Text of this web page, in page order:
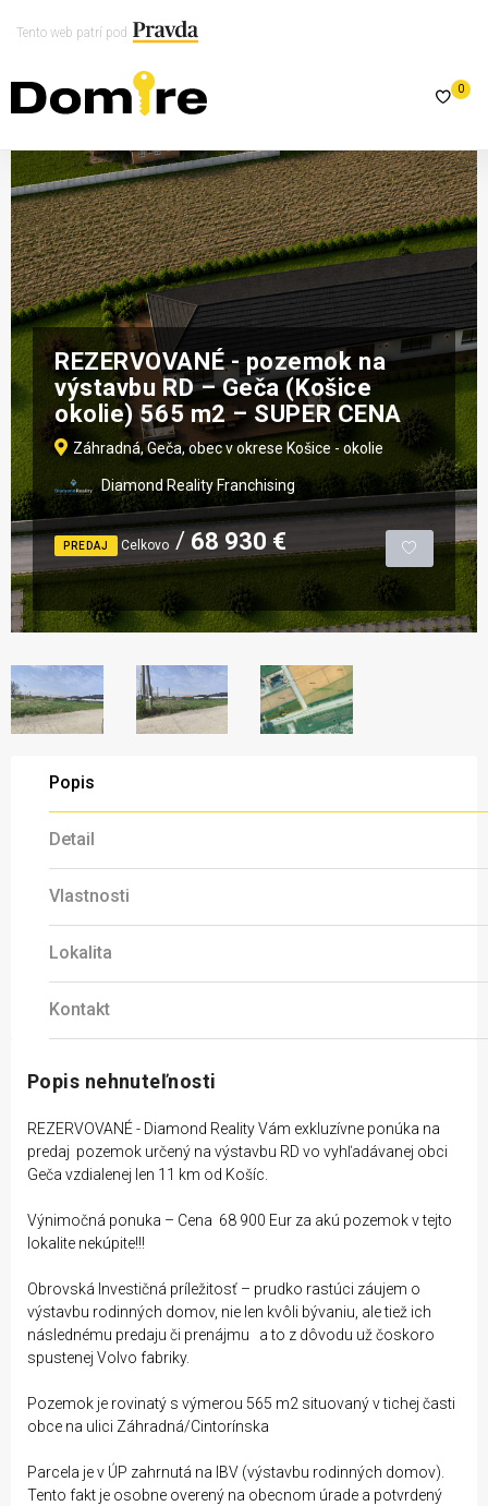
Tento web patrí pod
0
REZERVOVANÉ - pozemok na
výstavbu RD – Geča (Košice
okolie) 565 m2 – SUPER CENA
Záhradná, Geča, obec v okrese Košice - okolie
Diamond Reality Franchising
PREDAJ Celkovo 68 930 €
Popis
Detail
Vlastnosti
Lokalita
Kontakt
Popis nehnuteľnosti
REZERVOVANÉ - Diamond Reality Vám exkluzívne ponúka na
predaj pozemok určený na výstavbu RD vo vyhľadávanej obci
Geča vzdialenej len 11 km od Košíc.
Výnimočná ponuka – Cena 68 900 Eur za akú pozemok v tejto
lokalite nekúpite!!!
Obrovská Investičná príležitosť – prudko rastúci záujem o
výstavbu rodinných domov, nie len kvôli bývaniu, ale tiež ich
následnému predaju či prenájmu a to z dôvodu už čoskoro
spustenej Volvo fabriky.
Pozemok je rovinatý s výmerou 565 m2 situovaný v tichej časti
obce na ulici Záhradná/Cintorínska
Parcela je v ÚP zahrnutá na IBV (výstavbu rodinných domov).
Tento fakt je osobne overený na obecnom úrade a potvrdený